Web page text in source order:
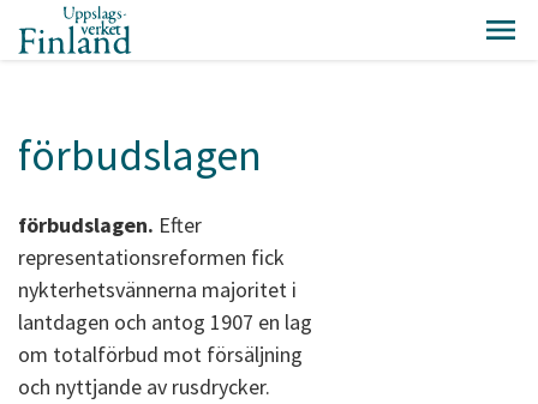
förbudslagen
förbudslagen. Efter
representationsreformen fick
nykterhetsvännerna majoritet i
lantdagen och antog 1907 en lag
om totalförbud mot försäljning
och nyttjande av rusdrycker.